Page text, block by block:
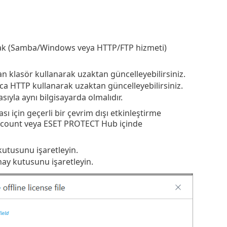
Windows veya HTTP/FTP hizmeti)
klasör kullanarak uzaktan güncelleyebilirsiniz.
HTTP kullanarak uzaktan güncelleyebilirsiniz.
aynı bilgisayarda olmalıdır.
için geçerli bir çevrim dışı etkinleştirme
veya ESET PROTECT Hub içinde
işaretleyin.
kutusunu işaretleyin.